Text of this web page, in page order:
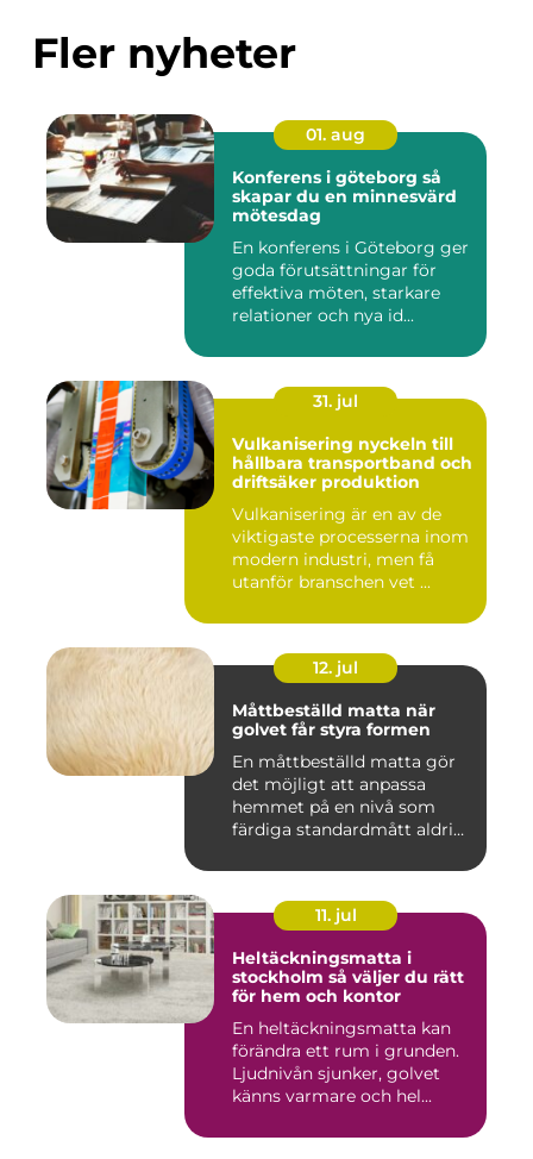
Fler nyheter
01. aug
Konferens i göteborg så
skapar du en minnesvärd
mötesdag
En konferens i Göteborg ger
goda förutsättningar för
effektiva möten, starkare
relationer och nya id...
31. jul
Vulkanisering nyckeln till
hållbara transportband och
driftsäker produktion
Vulkanisering är en av de
viktigaste processerna inom
modern industri, men få
utanför branschen vet ...
12. jul
Måttbeställd matta när
golvet får styra formen
En måttbeställd matta gör
det möjligt att anpassa
hemmet på en nivå som
färdiga standardmått aldrig
11. jul
Heltäckningsmatta i
stockholm så väljer du rätt
för hem och kontor
En heltäckningsmatta kan
förändra ett rum i grunden.
Ljudnivån sjunker, golvet
känns varmare och hel...